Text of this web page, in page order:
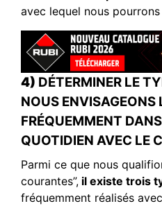
avec lequel nous
4) DÉTERMINER LE
NOUS ENVISAGEONS
FRÉQUEMMENT
QUOTIDIEN AVEC LE
Parmi ce que nous
courantes”, il existe trois
fréquemment réalisés